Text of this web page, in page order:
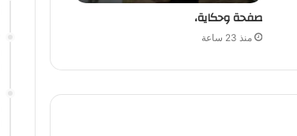
صفحة وحكاية،
منذ 23 ساعة